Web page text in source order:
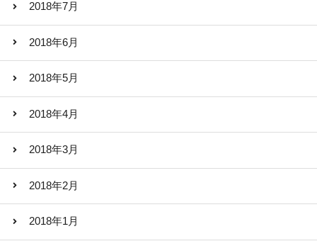
2018年7月
2018年6月
2018年5月
2018年4月
2018年3月
2018年2月
2018年1月